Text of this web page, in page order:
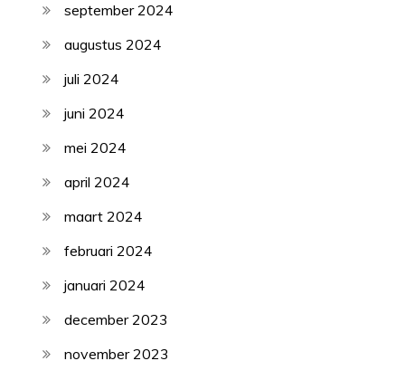
september 2024
augustus 2024
juli 2024
juni 2024
mei 2024
april 2024
maart 2024
februari 2024
januari 2024
december 2023
november 2023